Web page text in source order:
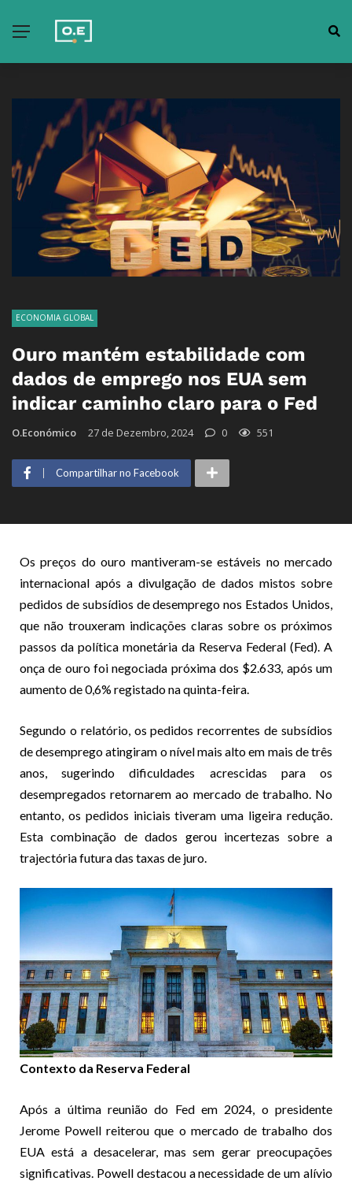
ECONOMIA GLOBAL
Ouro mantém estabilidade com
dados de emprego nos EUA sem
indicar caminho claro para o Fed
O.Económico 27 de Dezembro, 2024 0 551
Compartilhar no Facebook
Os preços do ouro mantiveram-se estáveis no mercado
internacional após a divulgação de dados mistos sobre
pedidos de subsídios de desemprego nos Estados Unidos,
que não trouxeram indicações claras sobre os próximos
passos da política monetária da Reserva Federal (Fed). A
onça de ouro foi negociada próxima dos $2.633, após um
aumento de 0,6% registado na quinta-feira.
Segundo o relatório, os pedidos recorrentes de subsídios
de desemprego atingiram o nível mais alto em mais de três
anos, sugerindo dificuldades acrescidas para os
desempregados retornarem ao mercado de trabalho. No
entanto, os pedidos iniciais tiveram uma ligeira redução.
Esta combinação de dados gerou incertezas sobre a
trajectória futura das taxas de juro.
Contexto da Reserva Federal
Após a última reunião do Fed em 2024, o presidente
Jerome Powell reiterou que o mercado de trabalho dos
EUA está a desacelerar, mas sem gerar preocupações
significativas. Powell destacou a necessidade de um alívio